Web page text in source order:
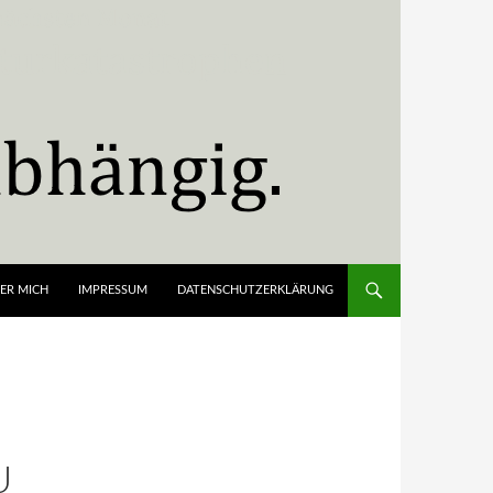
MICH IMPRESSUM DATENSCHUTZERKLÄRUNG